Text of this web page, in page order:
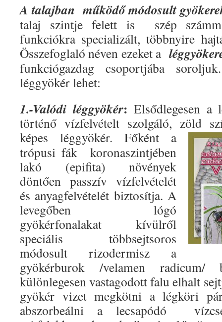
A talajban működő módosult
talaj szintje felett is
szép
funkciókra specializált, többnyire
Összefoglaló néven ezeket a
funkciógazdag csoportjába
léggyökér lehet:
1.-Valódi léggyökér: Elsődlegesen a
történő vízfelvételt szolgáló, zöld
képes léggyökér. Főként a
trópusi fák koronaszintjében
lakó (epifita) növények
döntően passzív vízfelvételét
és anyagfelvételét biztosítja. A
levegőben lógó
gyökérfonalakat kívülről
speciális többsejtsoros
módosult rizodermisz a
gyökérburok /velamen
különlegesen vastagodott falu elhalt
gyökér vizet megkötni a légköri
abszorbeálni a lecsapódó